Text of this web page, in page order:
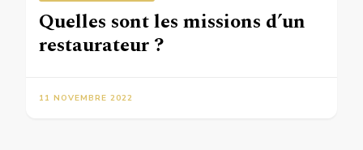
Quelles sont les missions d’un
restaurateur ?
11 NOVEMBRE 2022